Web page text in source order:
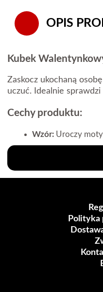
OPIS
Kubek
Zaskocz ukochaną
uczuć. Idealnie
Cechy produktu:
Wzór: Uroczy
Materiał:Wysokiej
stworzyć
Pojemność 300ml
Zapakowany w
Rączka w kształcie
Polityka